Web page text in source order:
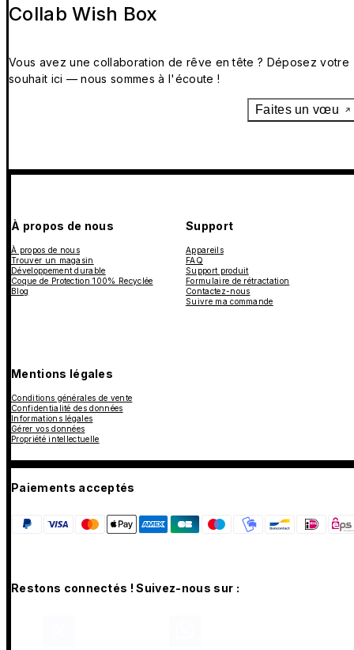
Collab Wish Box
Vous avez une collaboration de rêve en tête ? Déposez votre
souhait ici — nous sommes à l'écoute !
Faites un vœu
À propos de nous
À propos de nous
Trouver un magasin
Développement durable
Coque de Protection 100% Recyclée
Blog
Support
Appareils
FAQ
Support produit
Formulaire de rétractation
Contactez-nous
Suivre ma commande
Mentions légales
Conditions générales de vente
Confidentialité des données
Informations légales
Gérer vos données
Propriété intellectuelle
Paiements acceptés
Restons connectés ! Suivez-nous sur :